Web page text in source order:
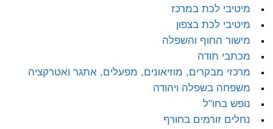
מיטיבי לכת במרכז
מיטיבי לכת בצפון
מישור החוף והשפלה
מכתבי תודה
מרכזי מבקרים, מוזיאונים, מפעלים, אתגר ואטרקציה
משפחה בשפלה ויהודה
נופש בחו"ל
נחלים זורמים בחורף